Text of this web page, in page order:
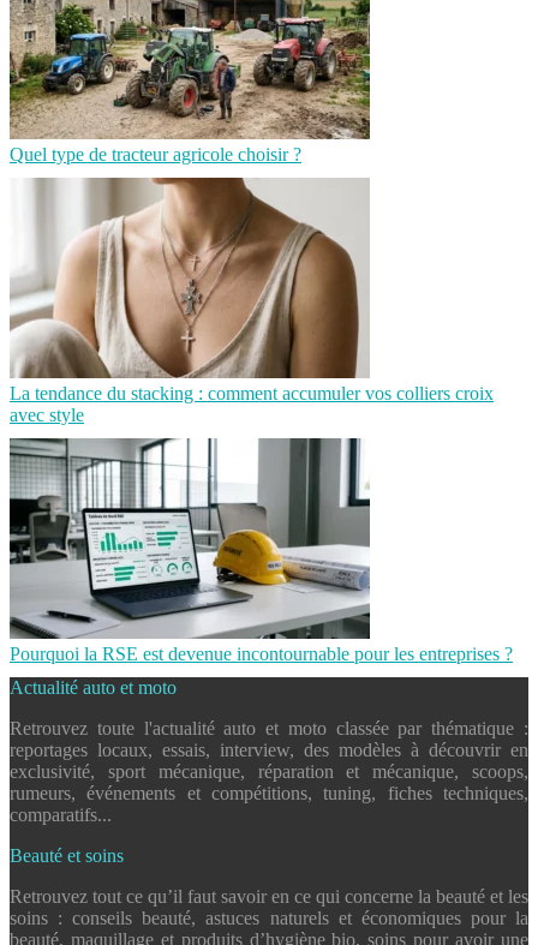
Quel type de tracteur agricole choisir ?
La tendance du stacking : comment accumuler vos colliers croix
avec style
Pourquoi la RSE est devenue incontournable pour les entreprises ?
Actualité auto et moto
Retrouvez toute l'actualité auto et moto classée par thématique :
reportages locaux, essais, interview, des modèles à découvrir en
exclusivité, sport mécanique, réparation et mécanique, scoops,
rumeurs, événements et compétitions, tuning, fiches techniques,
comparatifs...
Beauté et soins
Retrouvez tout ce qu’il faut savoir en ce qui concerne la beauté et les
soins : conseils beauté, astuces naturels et économiques pour la
beauté, maquillage et produits d’hygiène bio, soins pour avoir une